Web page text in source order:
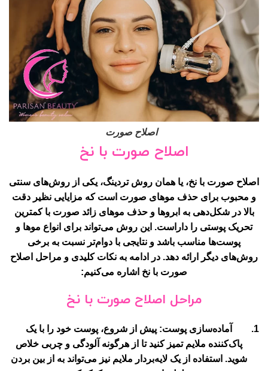
اصلاح صورت
اصلاح صورت با نخ
اصلاح صورت با نخ، یا همان روش تردینگ، یکی از روش‌های سنتی
و محبوب برای حذف موهای صورت است که مزایایی نظیر دقت
بالا در شکل‌دهی به ابروها و حذف موهای زائد صورت با کمترین
تحریک پوستی را داراست. این روش می‌تواند برای انواع موها و
پوست‌ها مناسب باشد و نتایجی با دوام‌تر نسبت به برخی
روش‌های دیگر ارائه دهد. در ادامه به نکات کلیدی و مراحل اصلاح
صورت با نخ اشاره می‌کنیم:
مراحل اصلاح صورت با نخ
آماده‌سازی پوست: پیش از شروع، پوست خود را با یک
پاک‌کننده ملایم تمیز کنید تا از هرگونه آلودگی و چربی خلاص
شوید. استفاده از یک لایه‌بردار ملایم نیز می‌تواند به از بین بردن